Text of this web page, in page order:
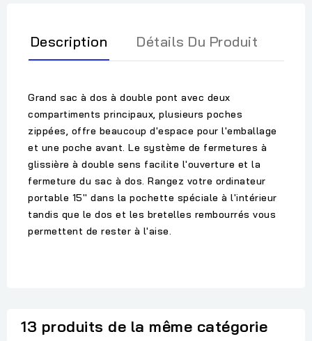
Description Détails Du Produit
Grand sac à dos à double pont avec deux
compartiments principaux, plusieurs poches
zippées, offre beaucoup d'espace pour l'emballage
et une poche avant. Le système de fermetures à
glissière à double sens facilite l'ouverture et la
fermeture du sac à dos. Rangez votre ordinateur
portable 15'' dans la pochette spéciale à l'intérieur
tandis que le dos et les bretelles rembourrés vous
permettent de rester à l'aise.
13 produits de la même catégorie